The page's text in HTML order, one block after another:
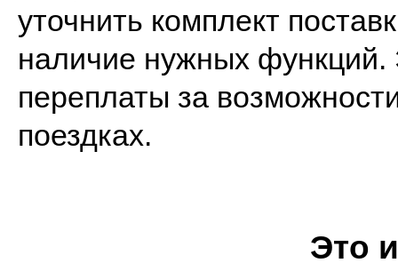
уточнить комплект
наличие нужных функций.
переплаты за
поездках.
Это